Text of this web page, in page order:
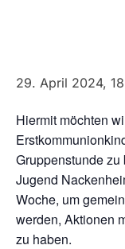
29. April 2024,
Hiermit möchten
Gruppenstunde
Jugend
Woche, um
werden, Aktionen
zu haben.